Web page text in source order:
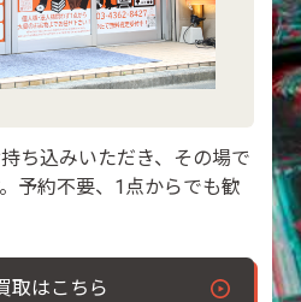
ち込みいただき、その場で
予約不要、1点からでも歓
取はこちら